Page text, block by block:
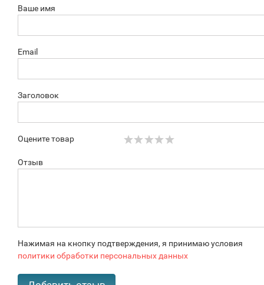
Ваше имя
Email
Заголовок
Оцените товар
Отзыв
Нажимая на кнопку подтверждения, я принимаю условия
политики обработки персональных данных